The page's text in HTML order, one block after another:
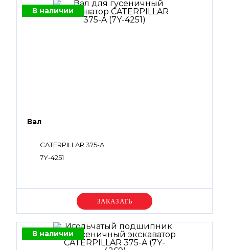
В наличии
Вал
CATERPILLAR 375-A
7Y-4251
Уточняйте цену
В наличии